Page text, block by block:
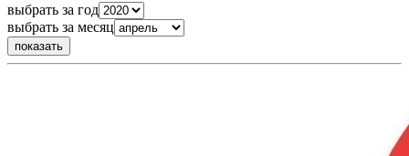
выбрать за год
выбрать за месяц